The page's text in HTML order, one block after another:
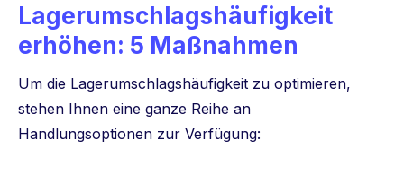
Lagerumschlagshäufigkeit
erhöhen: 5 Maßnahmen
Um die Lagerumschlagshäufigkeit zu optimieren,
stehen Ihnen eine ganze Reihe an
Handlungsoptionen zur Verfügung: